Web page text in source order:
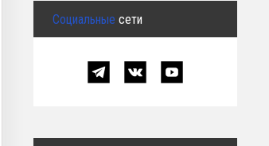
Социальные сети